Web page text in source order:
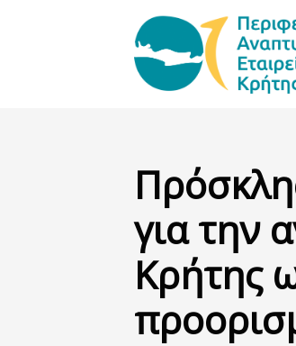
για την
Κρήτης